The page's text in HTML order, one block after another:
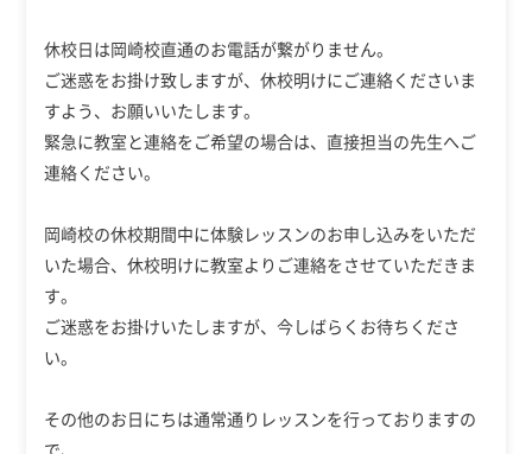
休校日は岡崎校直通のお電話が繋がりません。
ご迷惑をお掛け致しますが、休校明けにご連絡くださいま
すよう、お願いいたします。
緊急に教室と連絡をご希望の場合は、直接担当の先生へご
連絡ください。
岡崎校の休校期間中に体験レッスンのお申し込みをいただ
いた場合、休校明けに教室よりご連絡をさせていただきま
す。
ご迷惑をお掛けいたしますが、今しばらくお待ちくださ
い。
その他のお日にちは通常通りレッスンを行っておりますの
で、